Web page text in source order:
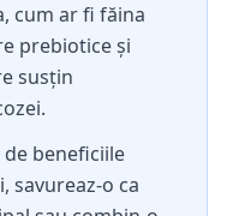
cum ar fi făina
prebiotice și
susțin
beneficiile
savureaz-o ca